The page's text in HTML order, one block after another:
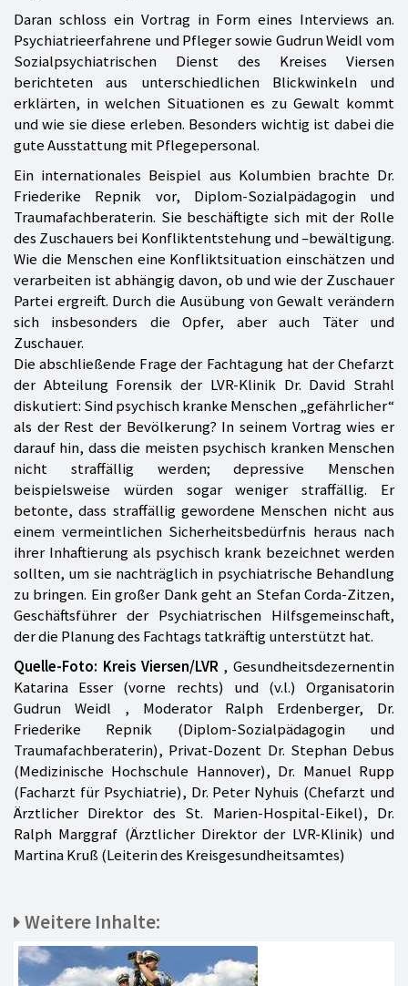
Daran schloss ein Vortrag in Form eines Interviews an.
Psychiatrieerfahrene und Pfleger sowie Gudrun Weidl vom
Sozialpsychiatrischen Dienst des Kreises Viersen
berichteten aus unterschiedlichen Blickwinkeln und
erklärten, in welchen Situationen es zu Gewalt kommt
und wie sie diese erleben. Besonders wichtig ist dabei die
gute Ausstattung mit Pflegepersonal.
Ein internationales Beispiel aus Kolumbien brachte Dr.
Friederike Repnik vor, Diplom-Sozialpädagogin und
Traumafachberaterin. Sie beschäftigte sich mit der Rolle
des Zuschauers bei Konfliktentstehung und –bewältigung.
Wie die Menschen eine Konfliktsituation einschätzen und
verarbeiten ist abhängig davon, ob und wie der Zuschauer
Partei ergreift. Durch die Ausübung von Gewalt verändern
sich insbesonders die Opfer, aber auch Täter und
Zuschauer.
Die abschließende Frage der Fachtagung hat der Chefarzt
der Abteilung Forensik der LVR-Klinik Dr. David Strahl
diskutiert: Sind psychisch kranke Menschen „gefährlicher“
als der Rest der Bevölkerung? In seinem Vortrag wies er
darauf hin, dass die meisten psychisch kranken Menschen
nicht straffällig werden; depressive Menschen
beispielsweise würden sogar weniger straffällig. Er
betonte, dass straffällig gewordene Menschen nicht aus
einem vermeintlichen Sicherheitsbedürfnis heraus nach
ihrer Inhaftierung als psychisch krank bezeichnet werden
sollten, um sie nachträglich in psychiatrische Behandlung
zu bringen. Ein großer Dank geht an Stefan Corda-Zitzen,
Geschäftsführer der Psychiatrischen Hilfsgemeinschaft,
der die Planung des Fachtags tatkräftig unterstützt hat.
Quelle-Foto: Kreis Viersen/LVR, Gesundheitsdezernentin
Katarina Esser (vorne rechts) und (v.l.) Organisatorin
Gudrun Weidl , Moderator Ralph Erdenberger, Dr.
Friederike Repnik (Diplom-Sozialpädagogin und
Traumafachberaterin), Privat-Dozent Dr. Stephan Debus
(Medizinische Hochschule Hannover), Dr. Manuel Rupp
(Facharzt für Psychiatrie), Dr. Peter Nyhuis (Chefarzt und
Ärztlicher Direktor des St. Marien-Hospital-Eikel), Dr.
Ralph Marggraf (Ärztlicher Direktor der LVR-Klinik) und
Martina Kruß (Leiterin des Kreisgesundheitsamtes)
Weitere Inhalte: